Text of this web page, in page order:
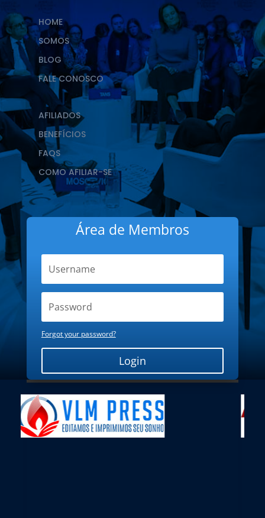
HOME
SOMOS
BLOG
FALE CONOSCO
AFILIADOS
BENEFÍCIOS
FAQS
COMO AFILIAR-SE
Área de Membros
Forgot your password?
Login